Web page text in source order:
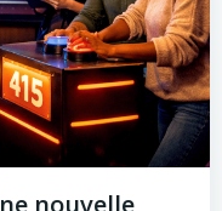
nouvelle